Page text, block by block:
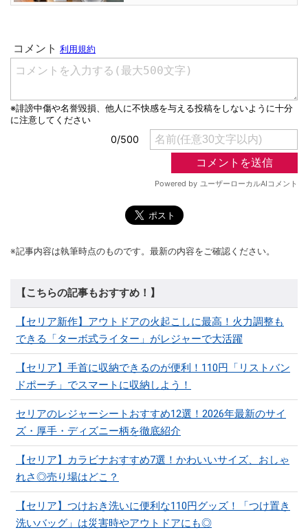
※記事内容は執筆時点のものです。最新の内容をご確認ください。
【こちらの記事もおすすめ！】
【セリア新作】アウトドアの火起こしに最高！火力調整も
できる「ターボ式ライター」がレジャーで大活躍
【セリア】手首に収納できるのが便利！110円「リストバン
ドポーチ」でスマートに収納しよう！
セリアのレジャーシートおすすめ12選！2026年最新のサイ
ズ・厚手・ディズニー柄を徹底紹介
【セリア】カラビナおすすめ7選！かわいいサイズ、おしゃ
れさ◎売り場はどこ？
【セリア】つけおき洗いに便利な110円グッズ！「つけ置き
洗いバッグ」は災害時やアウトドアにも◎